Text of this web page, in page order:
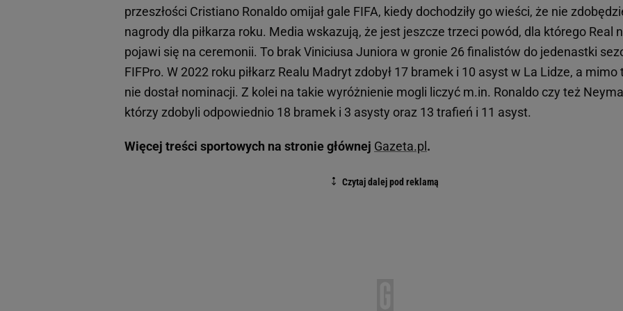
przeszłości Cristiano Ronaldo omijał gale FIFA, kiedy dochodziły go wieści, że nie
nagrody dla piłkarza roku. Media wskazują, że jest jeszcze trzeci powód, dla którego Real
pojawi się na ceremonii. To brak Viniciusa Juniora w gronie 26 finalistów do jedenastki
FIFPro. W 2022 roku piłkarz Realu Madryt zdobył 17 bramek i 10 asyst w La Lidze, a mimo
nie dostał nominacji. Z kolei na takie wyróżnienie mogli liczyć m.in. Ronaldo czy też
którzy zdobyli odpowiednio 18 bramek i 3 asysty oraz 13 trafień i 11 asyst.
Więcej treści sportowych na stronie głównej Gazeta.pl .